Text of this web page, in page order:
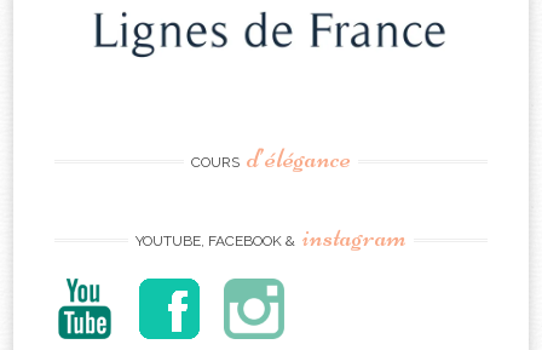
COURS d’élégance
YOUTUBE, FACEBOOK & instagram